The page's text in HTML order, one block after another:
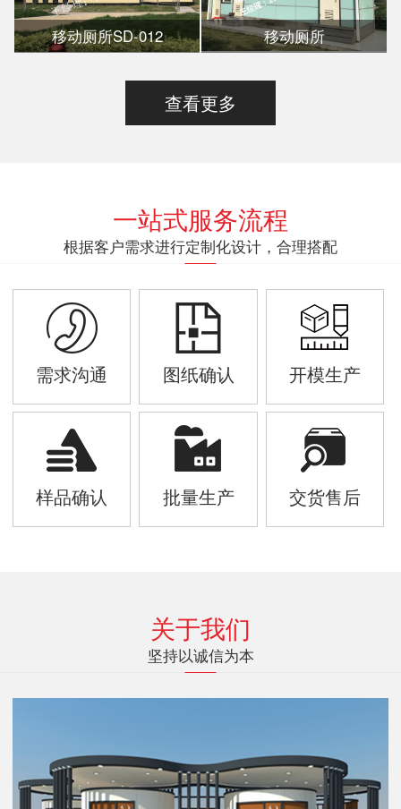
移动厕所SD-012 移动厕所
查看更多
一站式服务流程
根据客户需求进行定制化设计，合理搭配
需求沟通 图纸确认 开模生产
样品确认 批量生产 交货售后
关于我们
坚持以诚信为本